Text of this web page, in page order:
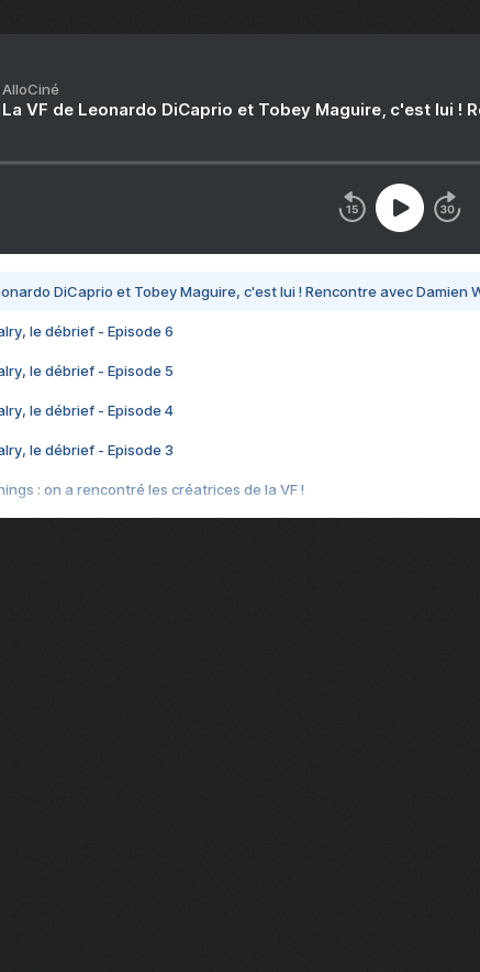
AlloCiné
La VF de Leonardo DiCaprio et Tobey Maguire, c'est lui !
DiCaprio et Tobey Maguire, c'est lui ! Rencontre avec Damien
le débrief - Episode 6
le débrief - Episode 5
le débrief - Episode 4
le débrief - Episode 3
: on a rencontré les créatrices de la VF !